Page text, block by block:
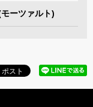
ーツァルト)